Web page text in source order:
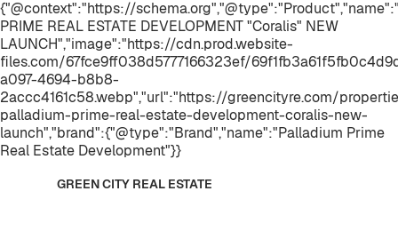
{"@context":"https://
PRIME REAL ESTATE DEVELOPMENT "Coralis" NEW
LAUNCH","image":"https://cdn.prod.website-
files.com/67fce9ff038d5777166323ef/
a097-4694-b8b8-
2accc4161c58.webp","url":"https://greencityre.com/
palladium-prime-real-estate-development-coralis-new-
launch","brand":{"@type":"Brand","name":"Palladium Prime
Real Estate Development"}}
GREEN CITY REAL ESTATE